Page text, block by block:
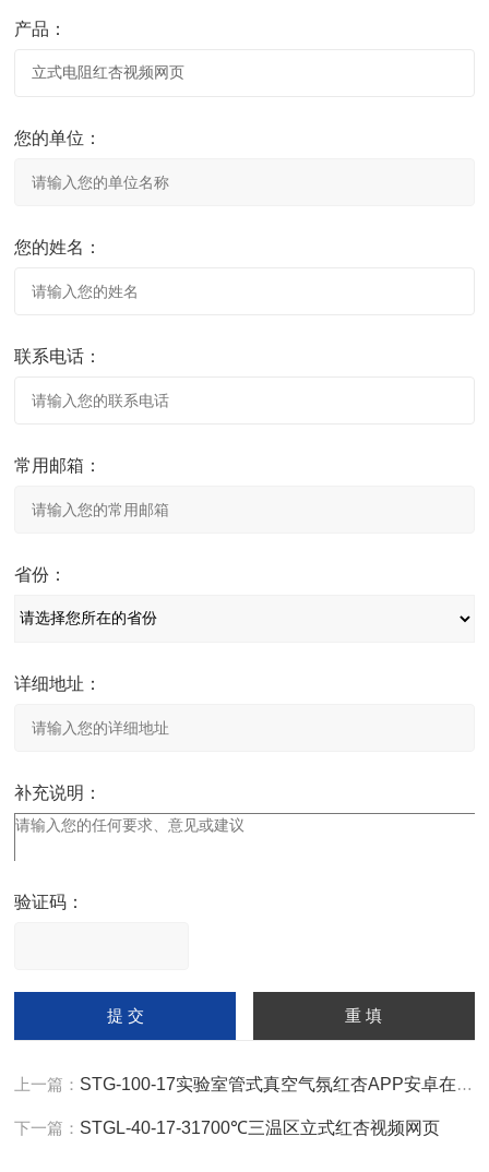
产品：
您的单位：
您的姓名：
联系电话：
常用邮箱：
省份：
详细地址：
补充说明：
验证码：
字），如：三加四=7
上一篇： STG-100-17实验室管式真空气氛红杏APP安卓在线下载
下一篇： STGL-40-17-31700℃三温区立式红杏视频网页